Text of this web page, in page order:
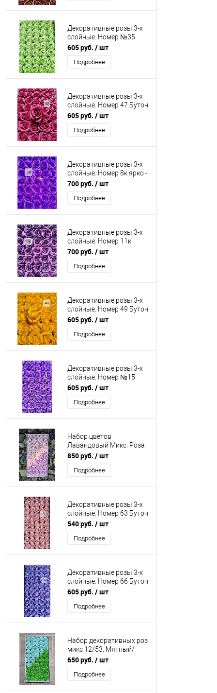
Декоративные розы 3-х
слойные. Номер №35
Бутон 5 см.
Искусственные
605 руб. / шт
Подробнее
Декоративные розы 3-х
слойные. Номер 47 Бутон
5 см. Искусственные
605 руб. / шт
Подробнее
Декоративные розы 3-х
слойные. Номер 8к ярко -
фиолетовый. Бутон 6 см.
Искусственные
700 руб. / шт
Подробнее
Декоративные розы 3-х
слойные. Номер 11к
марсала. Бутон 6 см.
700 руб. / шт
Подробнее
Декоративные розы 3-х
слойные. Номер 49 Бутон
5 см. Искусственные
605 руб. / шт
Подробнее
Декоративные розы 3-х
слойные. Номер №15
Бутон 5 см.
Искусственные
605 руб. / шт
Подробнее
Набор цветов
Лавандовый Микс. Роза
3/53, сакура розовая.
Упаковка 50 шт
850 руб. / шт
Подробнее
Декоративные розы 3-х
слойные. Номер 63 Бутон
5 см. Искусственные
540 руб. / шт
Подробнее
Декоративные розы 3-х
слойные. Номер 66 Бутон
5 см. Искусственные
605 руб. / шт
Подробнее
Набор декоративных роз
микс 12/53. Мятный/
зеленый. Упаковка 50 шт.
Искусственные
650 руб. / шт
Подробнее